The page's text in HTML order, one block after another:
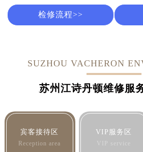
检修流程>>
SUZHOU VACHERON
苏州江诗丹顿维修服
宾客接待区
Reception area
VIP服务区
VIP service